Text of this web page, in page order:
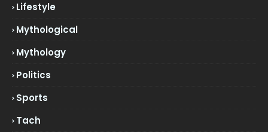
Lifestyle
Mythological
Mythology
Politics
Sports
Tach